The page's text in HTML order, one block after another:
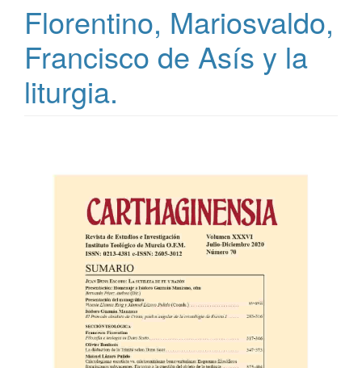
Florentino, Mariosvaldo,
Francisco de Asís y la
liturgia.